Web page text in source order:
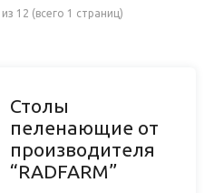
12 (всего 1 страниц)
Столы
пеленающие от
производителя
“RADFARM”